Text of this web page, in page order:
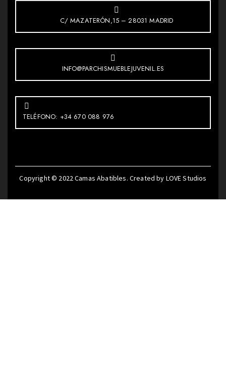
C/ MAZATERÓN,15 – 28031 MADRID
INFO@PARCHISMUEBLEJUVENIL.ES
TELÉFONO: +34 670 088 976
Copyright © 2022Camas Abatibles. Created by LOVE Studios